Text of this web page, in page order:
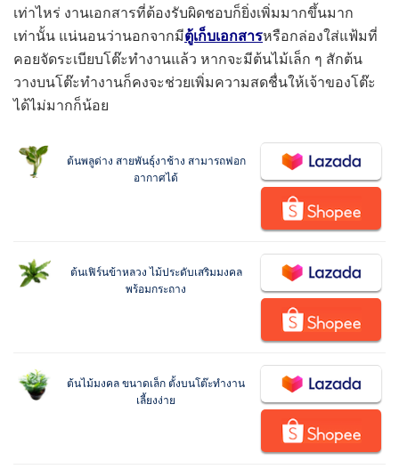
เท่าไหร่ งานเอกสารที่ต้องรับผิดชอบก็ยิ่งเพิ่มมากขึ้นมาก
เท่านั้น แน่นอนว่านอกจากมีตู้เก็บเอกสารหรือกล่องใส่แฟ้มที่
คอยจัดระเบียบโต๊ะทำงานแล้ว หากจะมีต้นไม้เล็ก ๆ สักต้น
วางบนโต๊ะทำงานก็คงจะช่วยเพิ่มความสดชื่นให้เจ้าของโต๊ะ
ได้ไม่มากก็น้อย
ต้นพลูด่าง สายพันธุ์งาช้าง สามารถฟอก
อากาศได้
ต้นเฟิร์นข้าหลวง ไม้ประดับเสริมมงคล
พร้อมกระถาง
ต้นไม้มงคล ขนาดเล็ก ตั้งบนโต๊ะทำงาน
เลี้ยงง่าย